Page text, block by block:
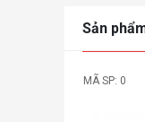
Sản
MÃ SP: 0